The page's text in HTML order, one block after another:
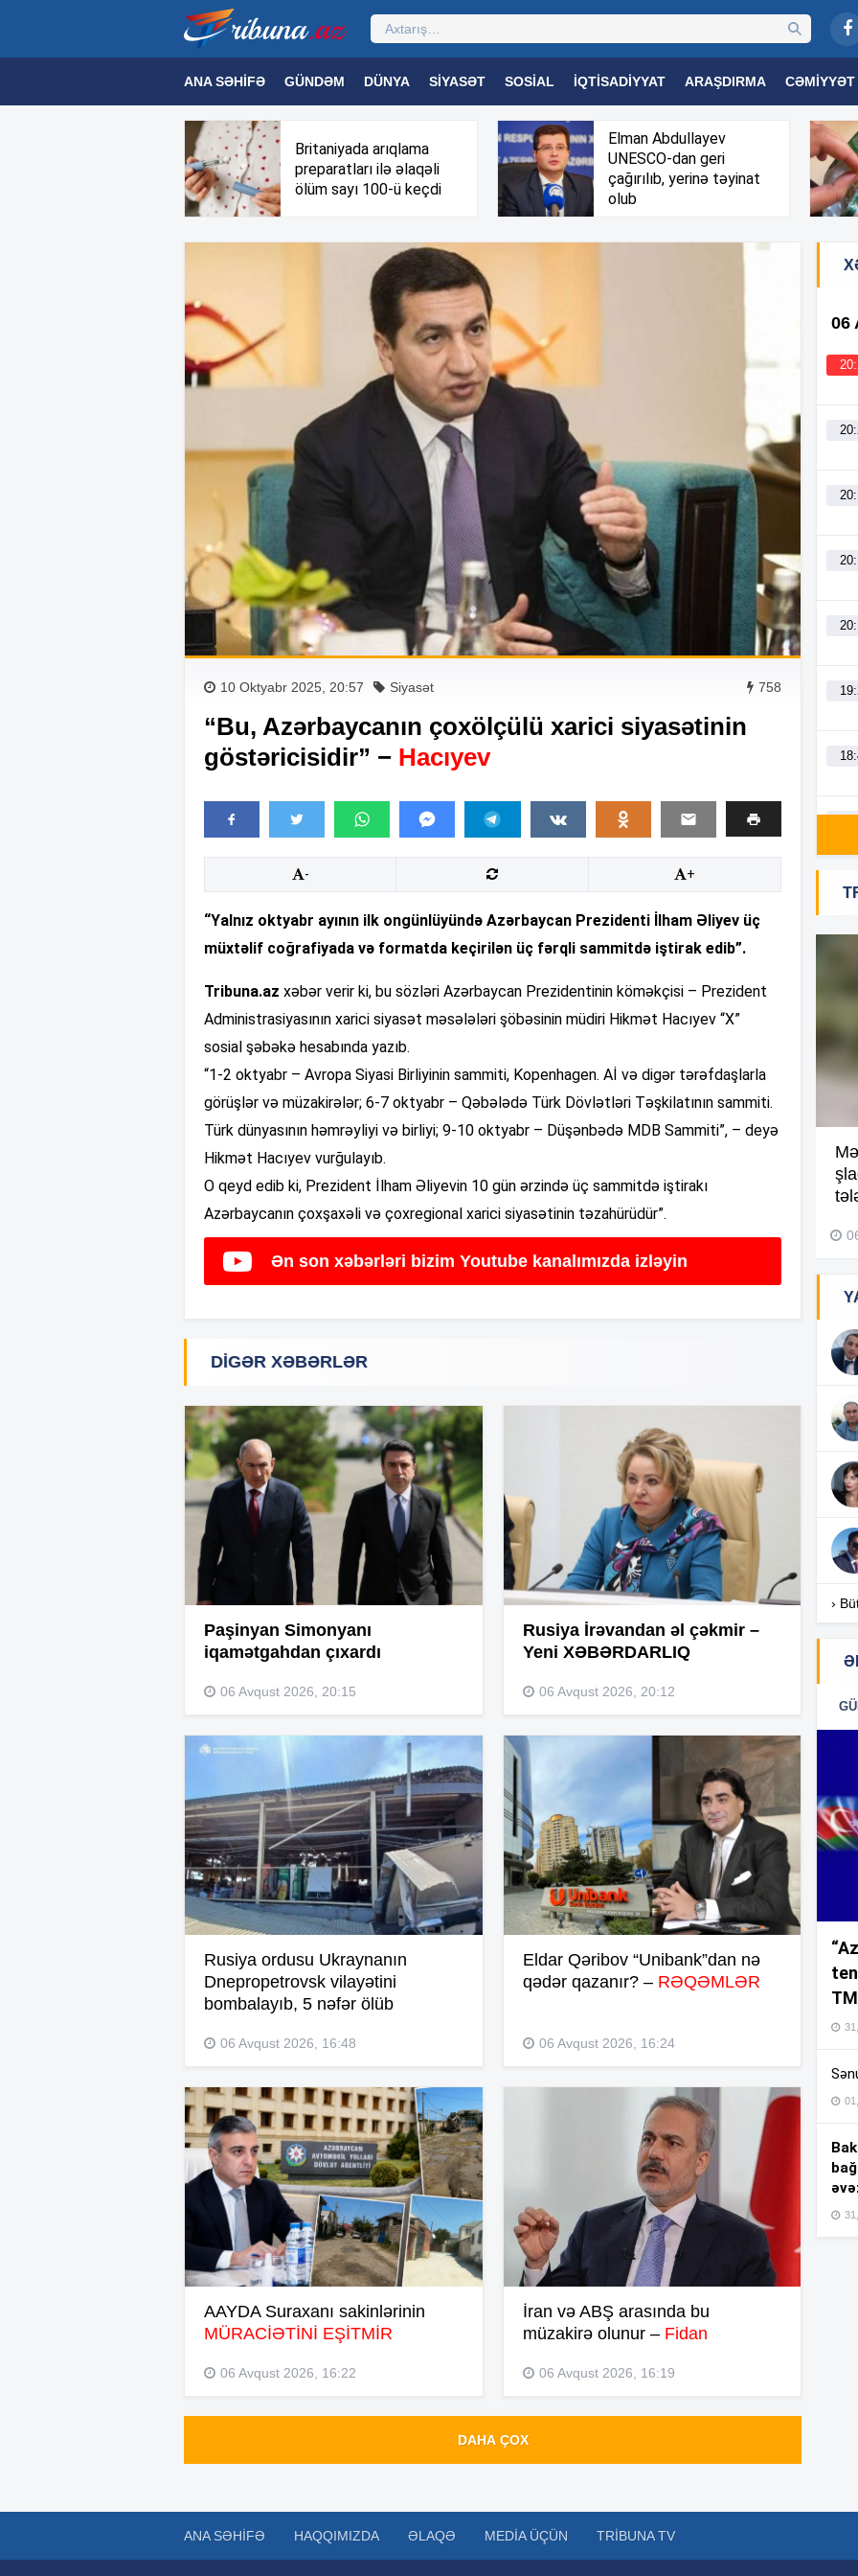
ANA SƏHIFƏ GÜNDƏM DÜNYA SIYASƏT SOSIAL İQTISADIYYAT ARAŞDIRMA CƏMIYYƏT
MƏDƏNIYYƏT TƏHSIL SAĞLAMLIQ MARAQLI TRIBUNA TV
Britaniyada arıqlama
preparatları ilə əlaqəli
ölüm sayı 100-ü keçdi
Elman Abdullayev
UNESCO-dan geri
çağırılıb, yerinə təyinat
olub
10 Oktyabr 2025, 20:57 Siyasət 758
“Bu, Azərbaycanın çoxölçülü xarici siyasətinin
göstəricisidir” − Hacıyev
- +
“Yalnız oktyabr ayının ilk ongünlüyündə Azərbaycan Prezidenti İlham Əliyev üç
müxtəlif coğrafiyada və formatda keçirilən üç fərqli sammitdə iştirak edib”.
Tribuna.az xəbər verir ki, bu sözləri Azərbaycan Prezidentinin köməkçisi – Prezident
Administrasiyasının xarici siyasət məsələləri şöbəsinin müdiri Hikmət Hacıyev “X”
sosial şəbəkə hesabında yazıb.
“1-2 oktyabr – Avropa Siyasi Birliyinin sammiti, Kopenhagen. Aİ və digər tərəfdaşlarla
görüşlər və müzakirələr; 6-7 oktyabr – Qəbələdə Türk Dövlətləri Təşkilatının sammiti.
Türk dünyasının həmrəyliyi və birliyi; 9-10 oktyabr – Düşənbədə MDB Sammiti”, – deyə
Hikmət Hacıyev vurğulayıb.
O qeyd edib ki, Prezident İlham Əliyevin 10 gün ərzində üç sammitdə iştirakı
Azərbaycanın çoxşaxəli və çoxregional xarici siyasətinin təzahürüdür”.
Ən son xəbərləri bizim Youtube kanalımızda izləyin
DIGƏR XƏBƏRLƏR
Paşinyan Simonyanı
iqamətgahdan çıxardı
06 Avqust 2026, 20:15
Rusiya İrəvandan əl çəkmir –
Yeni XƏBƏRDARLIQ
06 Avqust 2026, 20:12
Rusiya ordusu Ukraynanın
Dnepropetrovsk vilayətini
bombalayıb, 5 nəfər ölüb
06 Avqust 2026, 16:48
Eldar Qəribov “Unibank”dan nə
qədər qazanır? – RƏQƏMLƏR
06 Avqust 2026, 16:24
AAYDA Suraxanı sakinlərinin
MÜRACİƏTİNİ EŞİTMİR
06 Avqust 2026, 16:22
İran və ABŞ arasında bu
müzakirə olunur –Fidan
06 Avqust 2026, 16:19
DAHA ÇOX
06
Video
29 İyul 2026, 16:21
›
ANA SƏHIFƏ HAQQIMIZDA ƏLAQƏ MEDIA ÜÇÜN TRIBUNA TV